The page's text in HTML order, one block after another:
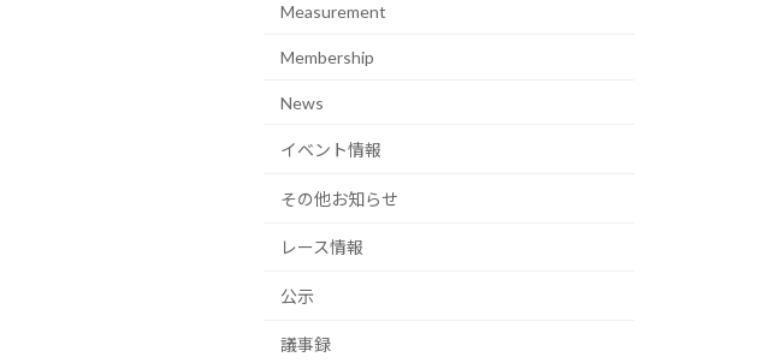
Measurement
Membership
News
イベント情報
その他お知らせ
レース情報
公示
議事録